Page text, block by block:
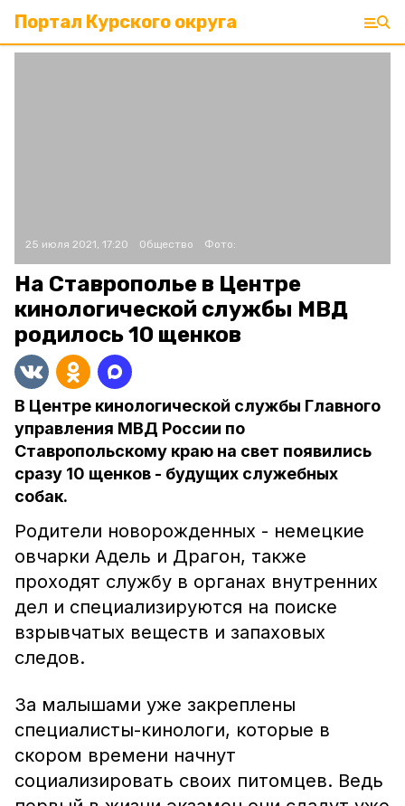
Портал Курского округа
25 июля 2021, 17:20 Общество Фото:
На Ставрополье в Центре
кинологической службы МВД
родилось 10 щенков
В Центре кинологической службы Главного
управления МВД России по
Ставропольскому краю на свет появились
сразу 10 щенков - будущих служебных
собак.
Родители новорожденных - немецкие
овчарки Адель и Драгон, также
проходят службу в органах внутренних
дел и специализируются на поиске
взрывчатых веществ и запаховых
следов.
За малышами уже закреплены
специалисты-кинологи, которые в
скором времени начнут
социализировать своих питомцев. Ведь